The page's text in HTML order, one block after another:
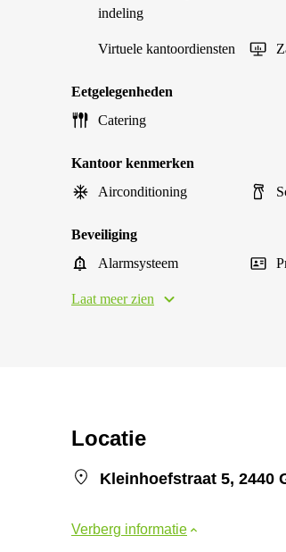
indeling
Virtuele kantoordiensten
Eetgelegenheden
Catering
Kantoor kenmerken
Airconditioning
Beveiliging
Alarmsysteem
Laat meer zien
Locatie
Kleinhoefstraat 5, 2440
Verberg informatie